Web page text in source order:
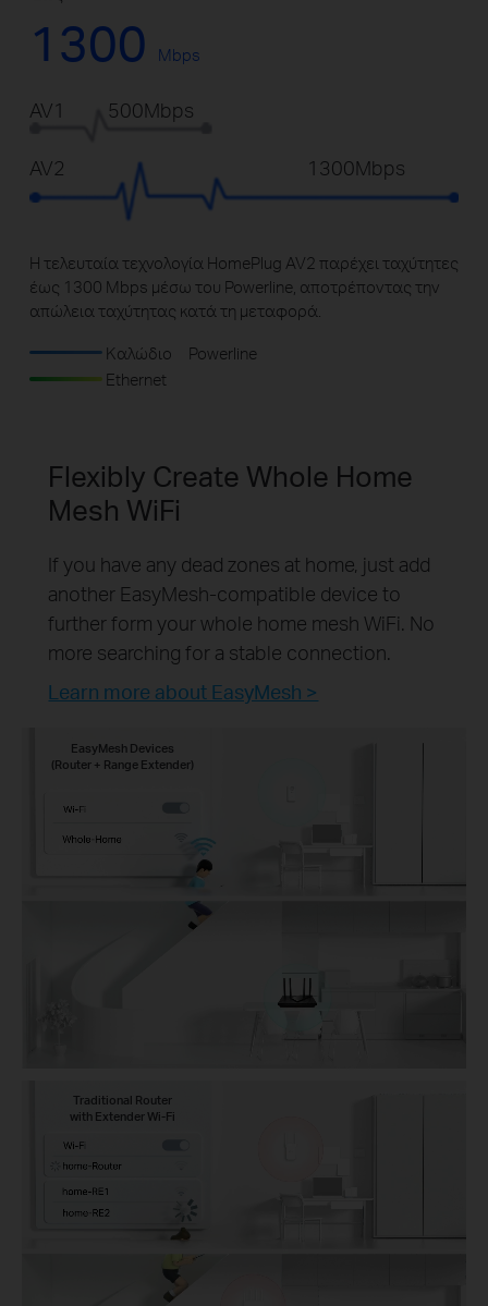
1300 Mbps
AV1 500Mbps
AV2 1300Mbps
Η τελευταία τεχνολογία HomePlug AV2 παρέχει ταχύτητες
έως 1300 Mbps μέσω του Powerline, αποτρέποντας την
απώλεια ταχύτητας κατά τη μεταφορά.
Καλώδιο
Powerline
Ethernet
Flexibly Create Whole Home
Mesh WiFi
If you have any dead zones at home, just add
another EasyMesh-compatible device to
further form your whole home mesh WiFi. No
more searching for a stable connection.
Learn more about EasyMesh >
EasyMesh Devices
(Router + Range Extender)
Traditional Router
with Extender Wi-Fi